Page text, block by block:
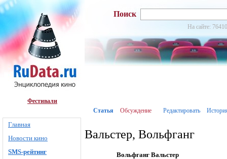
Фестивали
Главная
Новости кино
SMS-рейтинг
Поиск
На сайте:
Статья Обсуждение Редактировать
Вальстер, Вольфганг
Вольфганг Вальстер